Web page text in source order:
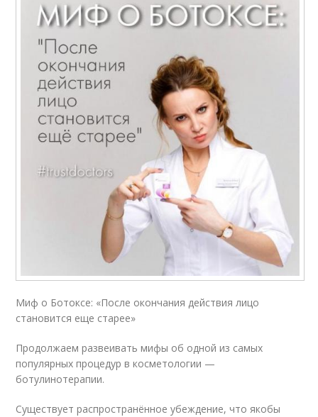
Миф о Ботоксе: «После окончания действия лицо
становится еще старее»
Продолжаем развеивать мифы об одной из самых
популярных процедур в косметологии —
ботулинотерапии.
Существует распространённое убеждение, что якобы